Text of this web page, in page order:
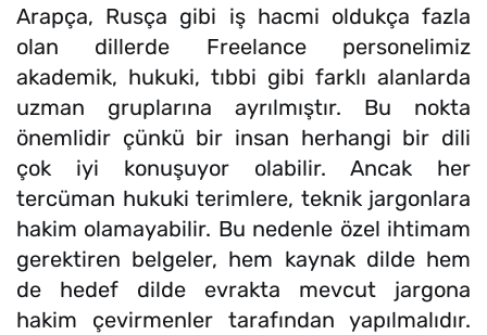
Arapça, Rusça gibi iş hacmi oldukça fazla
olan dillerde Freelance personelimiz
akademik, hukuki, tıbbi gibi farklı alanlarda
uzman gruplarına ayrılmıştır. Bu nokta
önemlidir çünkü bir insan herhangi bir dili
çok iyi konuşuyor olabilir. Ancak her
tercüman hukuki terimlere, teknik jargonlara
hakim olamayabilir. Bu nedenle özel ihtimam
gerektiren belgeler, hem kaynak dilde hem
de hedef dilde evrakta mevcut jargona
hakim çevirmenler tarafından yapılmalıdır.